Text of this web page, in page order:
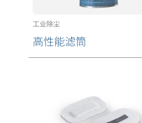
工业除尘
高性能滤筒